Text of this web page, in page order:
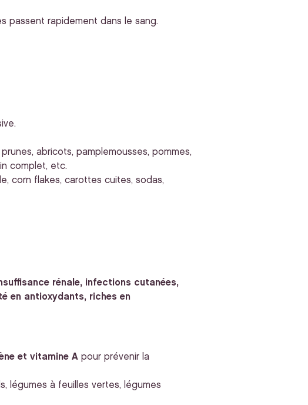
passent rapidement dans le sang.
abricots, pamplemousses, pommes,
complet, etc.
corn flakes, carottes cuites, sodas,
rénale, infections cutanées,
en antioxydants, riches en
et vitamine A pour prévenir la
légumes à feuilles vertes, légumes